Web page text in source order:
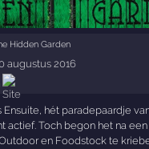
Hidden Garden
augustus 2016
Ensuite, hét paradepaardje
actief. Toch begon het na
en Foodstock te